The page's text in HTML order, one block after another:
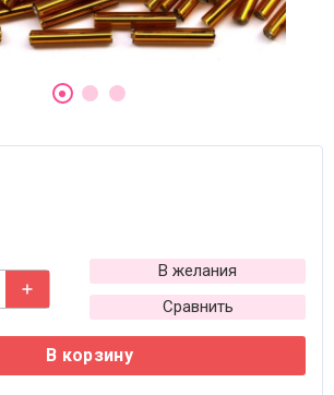
В желания
Сравнить
В корзину